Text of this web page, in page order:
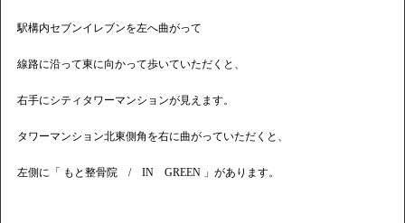
駅構内セブンイレブンを左へ曲がって
線路に沿って東に向かって歩いていただくと、
右手にシティタワーマンションが見えます。
タワーマンション北東側角を右に曲がっていただくと、
左側に「 もと整骨院 / IN GREEN 」があります。